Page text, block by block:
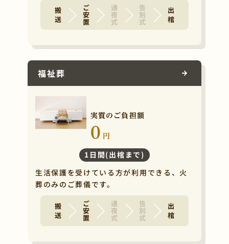
搬 送 ご安置 通夜式 告別式 出 棺
福祉葬
実質のご負担額
0 円
1日間(出棺まで)
生活保護を受けている方が利用できる、火
葬のみのご葬儀です。
搬 送 ご安置 通夜式 告別式 出 棺